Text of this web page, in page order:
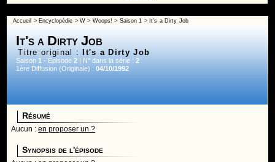
Accueil > Encyclopédie >W > Woops! > Saison 1 > It's a Dirty Job
It's a Dirty Job
Titre original : It's a Dirty Job
Saison1 - Episode2 | N° dans la série :2
1ère Diffusion (Originale) :04/10/1992
Résumé
Aucun :en proposer un ?
Synopsis de l'épisode